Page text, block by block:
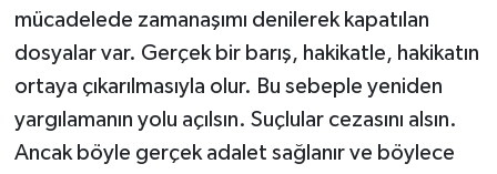
mücadelede zamanaşımı denilerek kapatılan
dosyalar var. Gerçek bir barış, hakikatle, hakikatın
ortaya çıkarılmasıyla olur. Bu sebeple yeniden
yargılamanın yolu açılsın. Suçlular cezasını alsın.
Ancak böyle gerçek adalet sağlanır ve böylece